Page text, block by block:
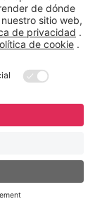
la
y